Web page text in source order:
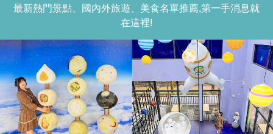
最新熱門景點、國內外旅遊、美食名單推薦,第一手消息就
在這裡!